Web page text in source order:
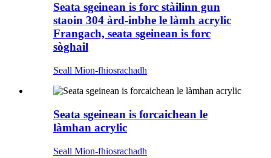
Seata sgeinean is forc stàilinn gun
staoin 304 àrd-inbhe le làmh acrylic
Frangach, seata sgeinean is forc
sòghail
Seall Mion-fhiosrachadh
Seata sgeinean is forcaichean le
làmhan acrylic
Seall Mion-fhiosrachadh